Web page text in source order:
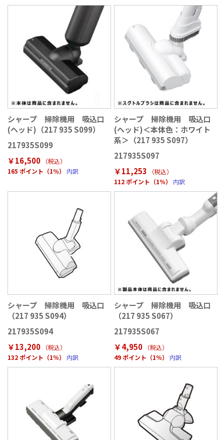
シャープ 掃除機用 吸込口
(ヘッド)（217 935 S099）
217935S099
￥16,500
（税込）
165 ポイント（1％）
内訳
シャープ 掃除機用 吸込口
(ヘッド)＜本体色：ホワイト
系＞（217 935 S097）
217935S097
￥11,253
（税込）
112 ポイント（1％）
内訳
シャープ 掃除機用 吸込口
（217 935 S094）
217935S094
￥13,200
（税込）
132 ポイント（1％）
内訳
シャープ 掃除機用 吸込口
（217 935 S067）
217935S067
￥4,950
（税込）
49 ポイント（1％）
内訳